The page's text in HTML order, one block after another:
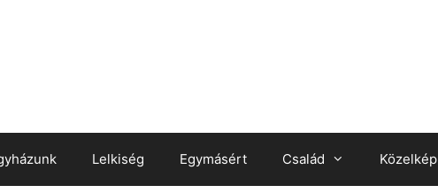
Lelkiség Egymásért Család Közelkép